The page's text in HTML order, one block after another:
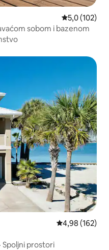
Prosečna
5,0 (102)
sobom i bazenom
Prosečna
4,98 (162)
· Spoljni prostori